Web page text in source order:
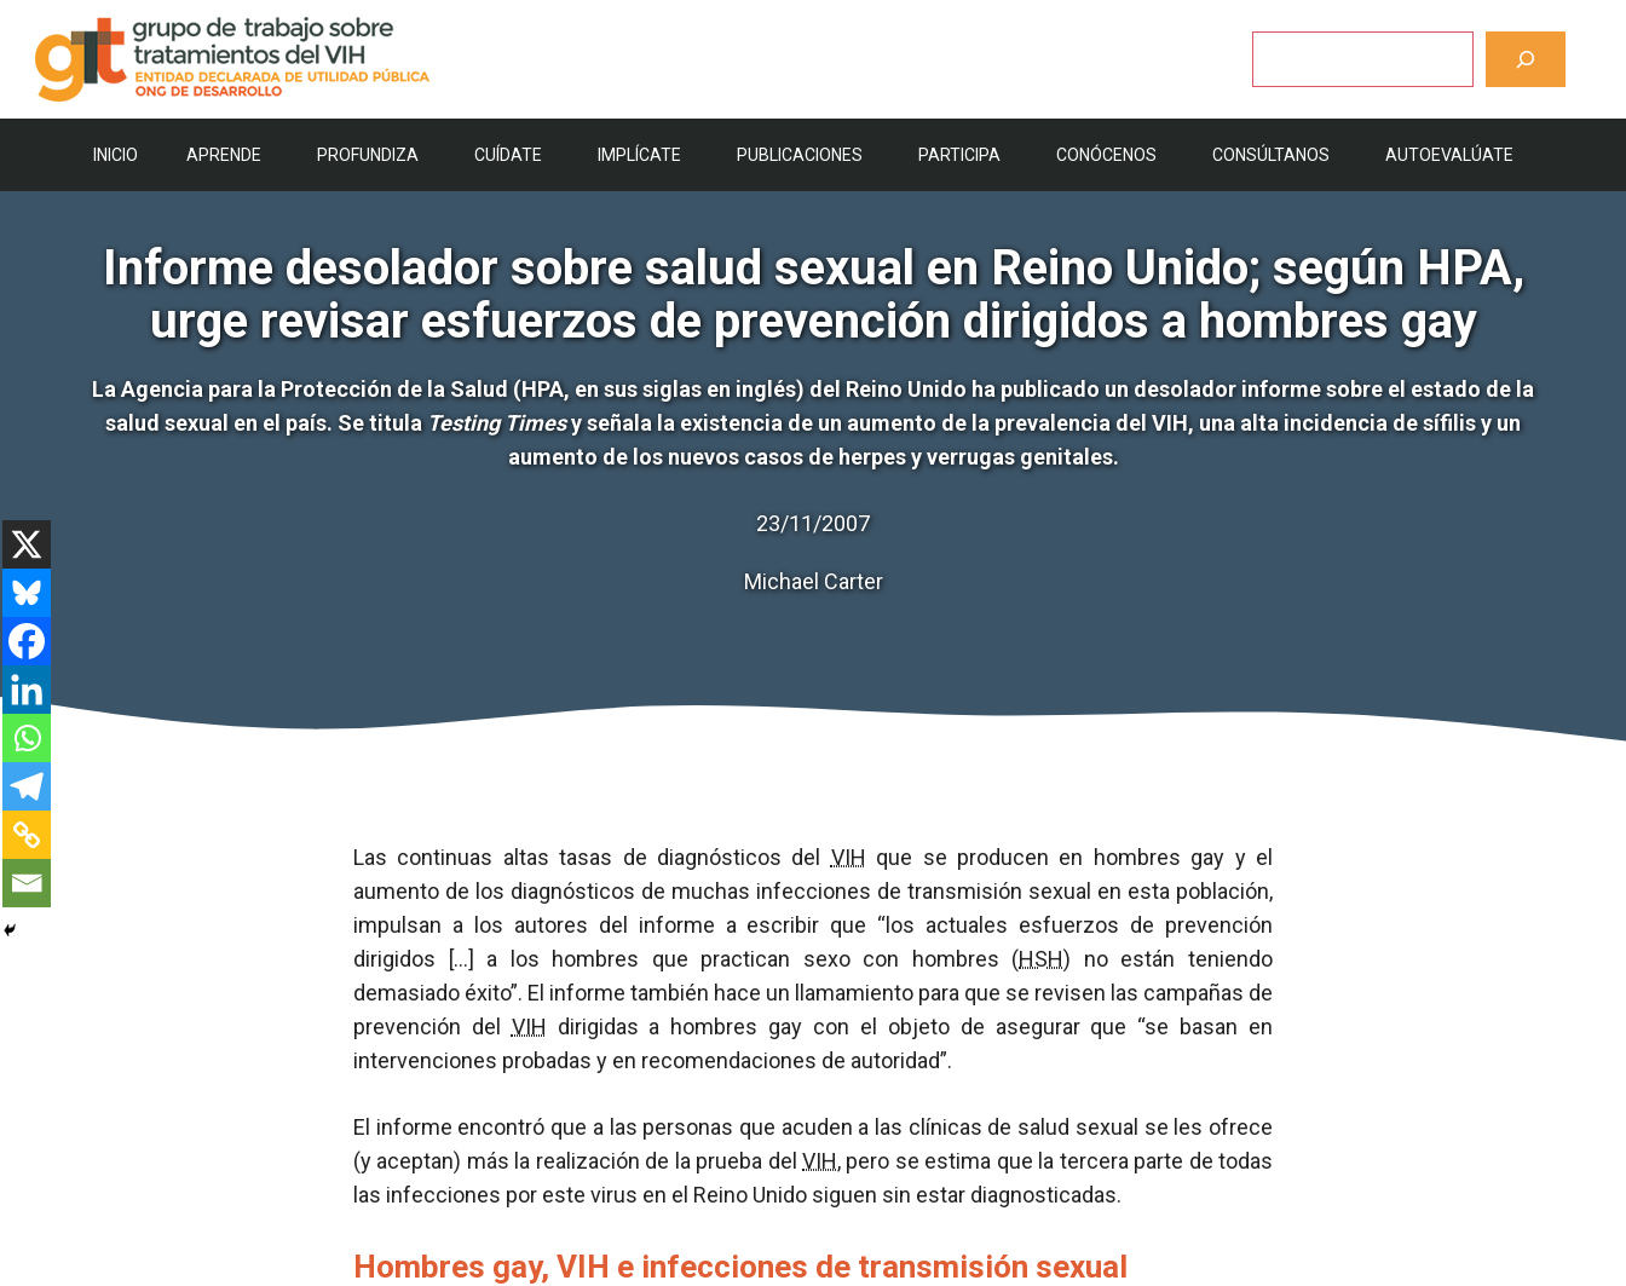
contenido
INICIO APRENDE PROFUNDIZA CUÍDATE IMPLÍCATE PUBLICACIONES PARTICIPA CONÓCENOS CONSÚLTANOS AUTOEVALÚATE
Informe desolador sobre salud sexual en Reino Unido; según HPA,
urge revisar esfuerzos de prevención dirigidos a hombres gay
La Agencia para la Protección de la Salud (HPA, en sus siglas en inglés) del Reino Unido ha publicado un desolador informe sobre el estado de la
salud sexual en el país. Se titula Testing Timesy señala la existencia de un aumento de la prevalencia del VIH, una alta incidencia de sífilis y un
aumento de los nuevos casos de herpes y verrugas genitales.
23/11/2007
Michael Carter
Las continuas altas tasas de diagnósticos del VIH que se producen en hombres gay y el
aumento de los diagnósticos de muchas infecciones de transmisión sexual en esta población,
impulsan a los autores del informe a escribir que “los actuales esfuerzos de prevención
dirigidos […] a los hombres que practican sexo con hombres (HSH) no están teniendo
demasiado éxito”. El informe también hace un llamamiento para que se revisen las campañas de
prevención del VIH dirigidas a hombres gay con el objeto de asegurar que “se basan en
intervenciones probadas y en recomendaciones de autoridad”.
El informe encontró que a las personas que acuden a las clínicas de salud sexual se les ofrece
(y aceptan) más la realización de la prueba del VIH, pero se estima que la tercera parte de todas
las infecciones por este virus en el Reino Unido siguen sin estar diagnosticadas.
Hombres gay, VIH e infecciones de transmisión sexual